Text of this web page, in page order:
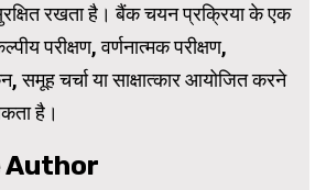
रखता है। बैंक चयन प्रक्रिया के एक
परीक्षण, वर्णनात्मक परीक्षण,
समूह चर्चा या साक्षात्कार आयोजित करने
है।
Author